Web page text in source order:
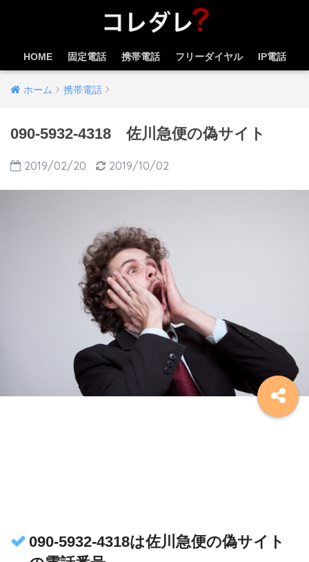
HOME 固定電話 携帯電話 フリーダイヤル IP電話
ホーム 携帯電話
090-5932-4318 佐川急便の偽サイト
2019/02/20 2019/10/02
090-5932-4318は佐川急便の偽サイト